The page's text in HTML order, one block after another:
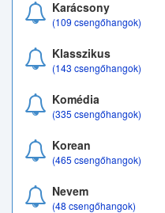
Karácsony
(109 csengőhangok)
Klasszikus
(143 csengőhangok)
Komédia
(335 csengőhangok)
Korean
(465 csengőhangok)
Nevem
(48 csengőhangok)